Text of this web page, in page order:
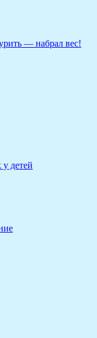
— набрал вес!
детей